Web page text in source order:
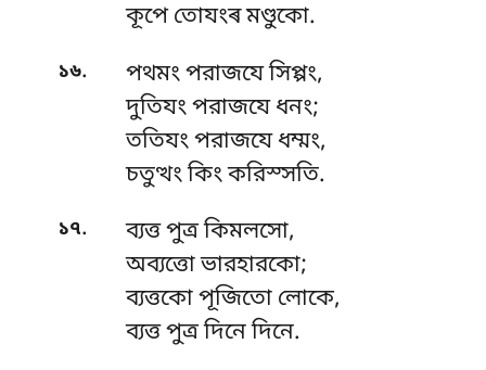
কূপে তোযংৰ মণ্ডুকো.
১৬.
পথমং পরাজযে সিপ্পং,
দুতিযং পরাজযে ধনং;
ততিযং পরাজযে ধম্মং,
চতুত্থং কিং করিস্সতি.
১৭.
ব্যত্ত পুত্র কিমলসো,
অব্যত্তো ভারহারকো;
ব্যত্তকো পূজিতো লোকে,
ব্যত্ত পুত্র দিনে দিনে.